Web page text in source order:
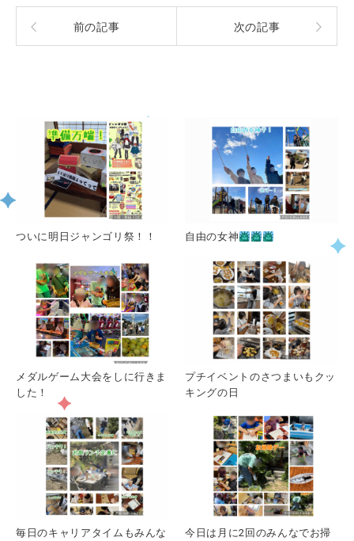
前の記事 次の記事
ついに明日ジャンゴリ祭！！ 自由の女神
メダルゲーム大会をしに行きま
した！
プチイベントのさつまいもクッ
キングの日
毎日のキャリアタイムもみんな
今日は月に2回のみんなでお掃